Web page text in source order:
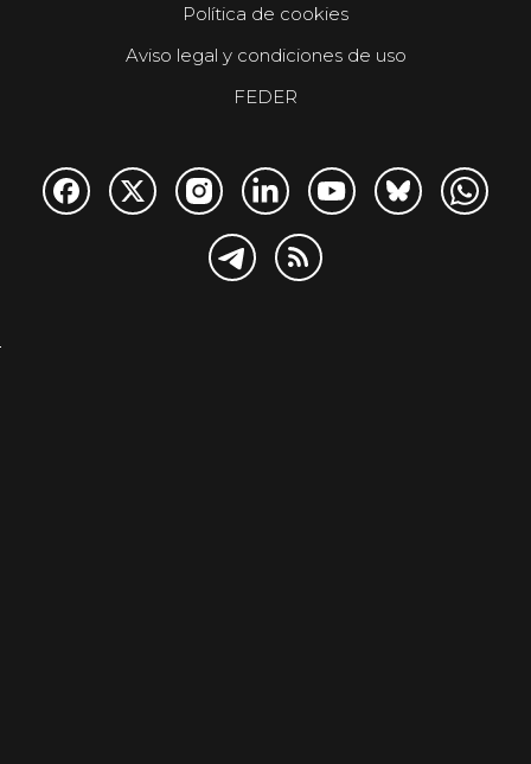
Política de cookies
Aviso legal y condiciones de uso
FEDER